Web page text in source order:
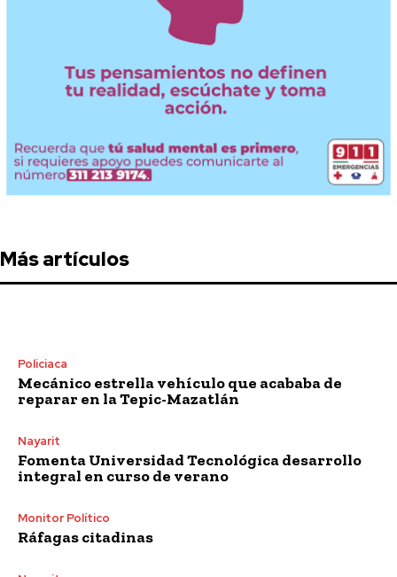
Más artículos
Policiaca
Mecánico estrella vehículo que acababa de
reparar en la Tepic-Mazatlán
Nayarit
Fomenta Universidad Tecnológica desarrollo
integral en curso de verano
Monitor Político
Ráfagas citadinas